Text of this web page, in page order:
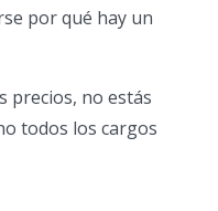
por qué hay un
precios, no estás
todos los cargos